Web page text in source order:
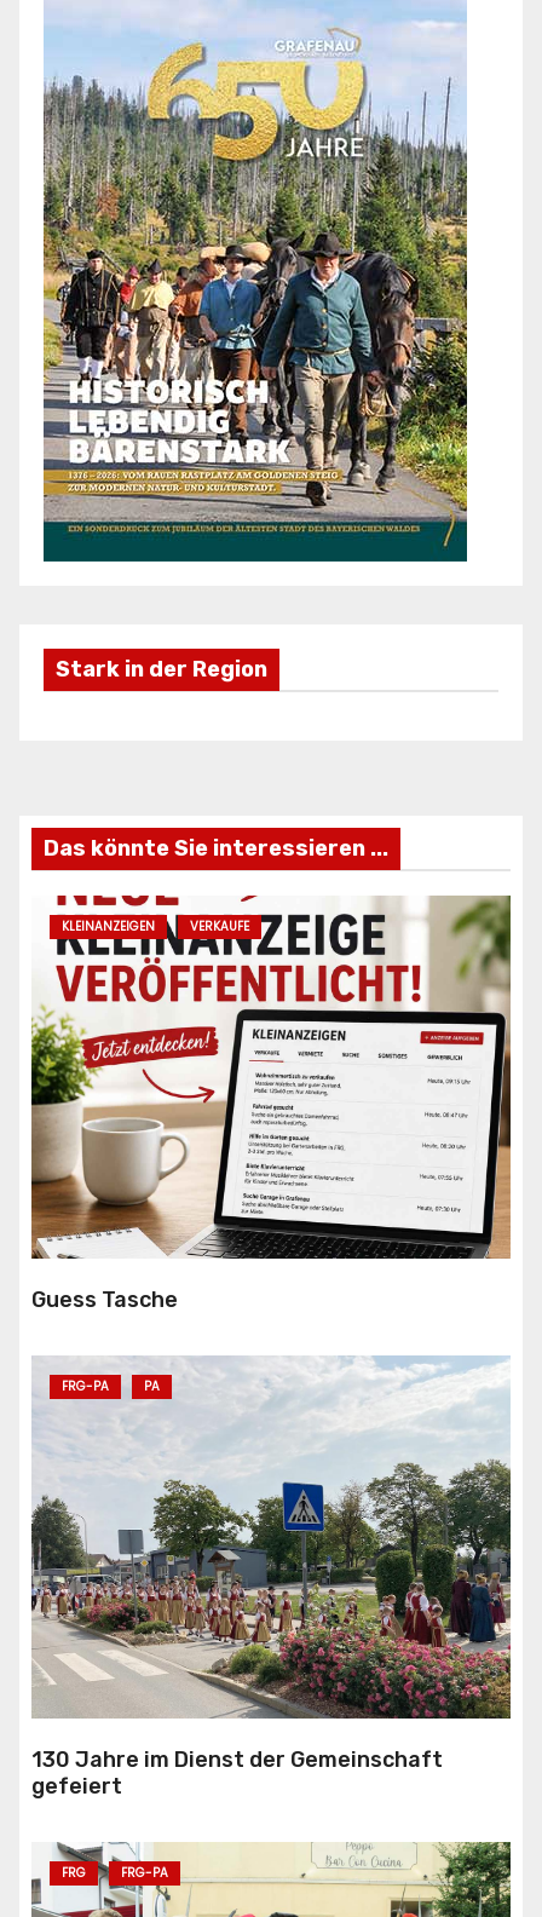
Stark in der Region
Das könnte Sie interessieren ...
KLEINANZEIGEN VERKAUFE
Guess Tasche
FRG-PA PA
130 Jahre im Dienst der Gemeinschaft
gefeiert
FRG FRG-PA